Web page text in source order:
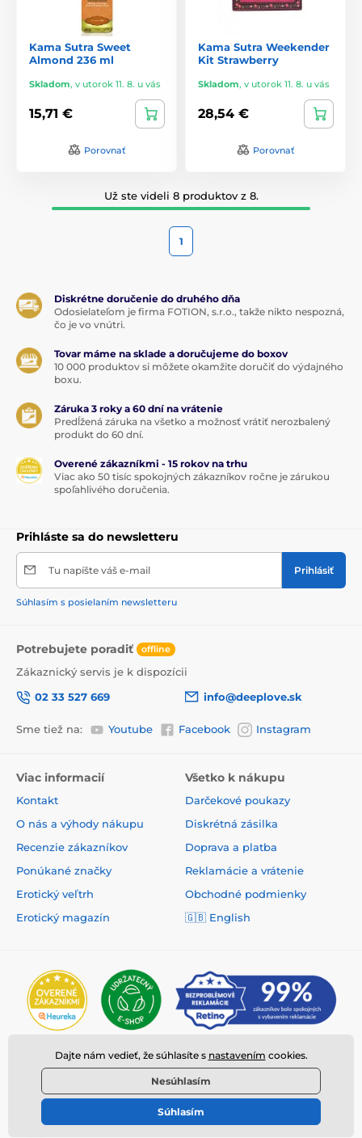
Kama Sutra Sweet
Almond 236 ml
Skladom, v utorok 11. 8. u vás
15,71 €
Porovnať
Kama Sutra Weekender
Kit Strawberry
Skladom, v utorok 11. 8. u vás
28,54 €
Porovnať
Už ste videli 8 produktov z 8.
1
Diskrétne doručenie do druhého dňa
Odosielateľom je firma FOTION, s.r.o., takže nikto nespozná,
čo je vo vnútri.
Tovar máme na sklade a doručujeme do boxov
10 000 produktov si môžete okamžite doručiť do výdajného
boxu.
Záruka 3 roky a 60 dní na vrátenie
Predĺžená záruka na všetko a možnosť vrátiť nerozbalený
produkt do 60 dní.
Overené zákazníkmi - 15 rokov na trhu
Viac ako 50 tisíc spokojných zákazníkov ročne je zárukou
spoľahlivého doručenia.
Prihláste sa do newsletteru
Tu napíšte váš e-mail Prihlásiť
Súhlasím s posielaním newsletteru
Potrebujete poradiť offline
Zákaznický servis je k dispozícii
02 33 527 669
info@deeplove.sk
Sme tiež na: Youtube Facebook Instagram
Viac informacií
Kontakt
O nás a výhody nákupu
Recenzie zákazníkov
Ponúkané značky
Erotický veľtrh
Erotický magazín
Všetko k nákupu
Darčekové poukazy
Diskrétná zásilka
Doprava a platba
Reklamácie a vrátenie
Obchodné podmienky
🇬🇧 English
© 2026 www.deeplove.sk ⦁ E-shop vytvorila
Dajte nám vedieť, že súhlasíte s nastavením cookies.
Nesúhlasím
Súhlasím